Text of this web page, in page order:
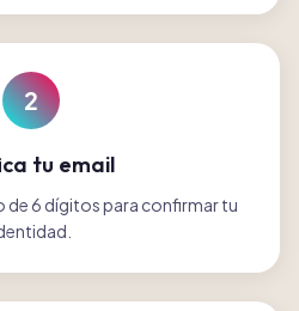
2
tu email
de 6 dígitos para confirmar tu